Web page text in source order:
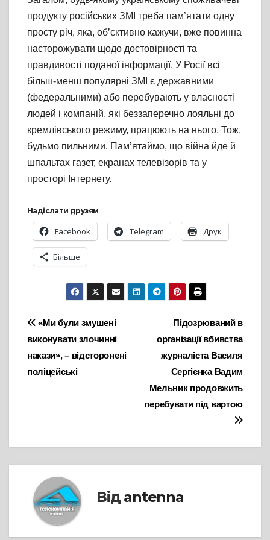
продукту російських ЗМІ треба пам’ятати одну
просту річ, яка, об’єктивно кажучи, вже повинна
насторожувати щодо достовірності та
правдивості поданої інформації. У Росії всі
більш-менш популярні ЗМІ є державними
(федеральними) або перебувають у власності
людей і компаній, які беззаперечно лояльні до
кремлівського режиму, працюють на нього. Тож,
будьмо пильними. Пам’ятаймо, що війна йде й
шпальтах газет, екранах телевізорів та у
просторі Інтернету.
Надіслати друзям
Facebook Telegram Друк
Більше
Навігація
записів
Підозрюваний в
організації вбивства
журналіста Василя
Сергієнка Вадим
Мельник продовжить
перебувати під вартою
«Ми були змушені
виконувати злочинні
накази», – відсторонені
поліцейські
Від antenna